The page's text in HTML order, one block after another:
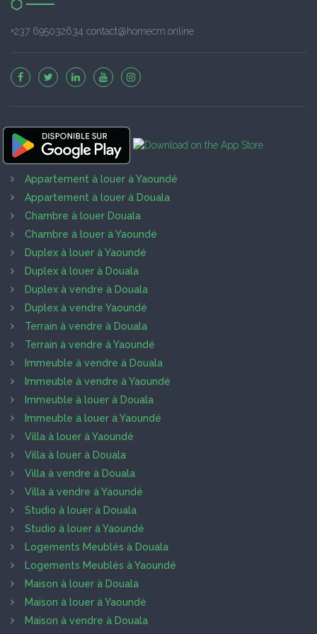
+237 695032634 contact@homecm.online
Appartement à louer à Yaoundé
Appartement à louer à Douala
Chambre à louer Douala
Chambre à louer à Yaoundé
Duplex à louer à Yaoundé
Duplex à louer à Douala
Duplex à vendre à Douala
Duplex à vendre Yaoundé
Terrain à vendre à Douala
Terrain à vendre à Yaoundé
Immeuble à vendre à Douala
Immeuble à vendre à Yaoundé
Immeuble à louer à Douala
Immeuble à louer à Yaoundé
Villa à louer à Yaoundé
Villa à louer à Douala
Villa à vendre à Douala
Villa à vendre à Yaoundé
Studio à louer à Douala
Studio à louer à Yaoundé
Logements Meublés à Douala
Logements Meublés à Yaoundé
Maison à louer à Douala
Maison à louer à Yaoundé
Maison à vendre à Douala